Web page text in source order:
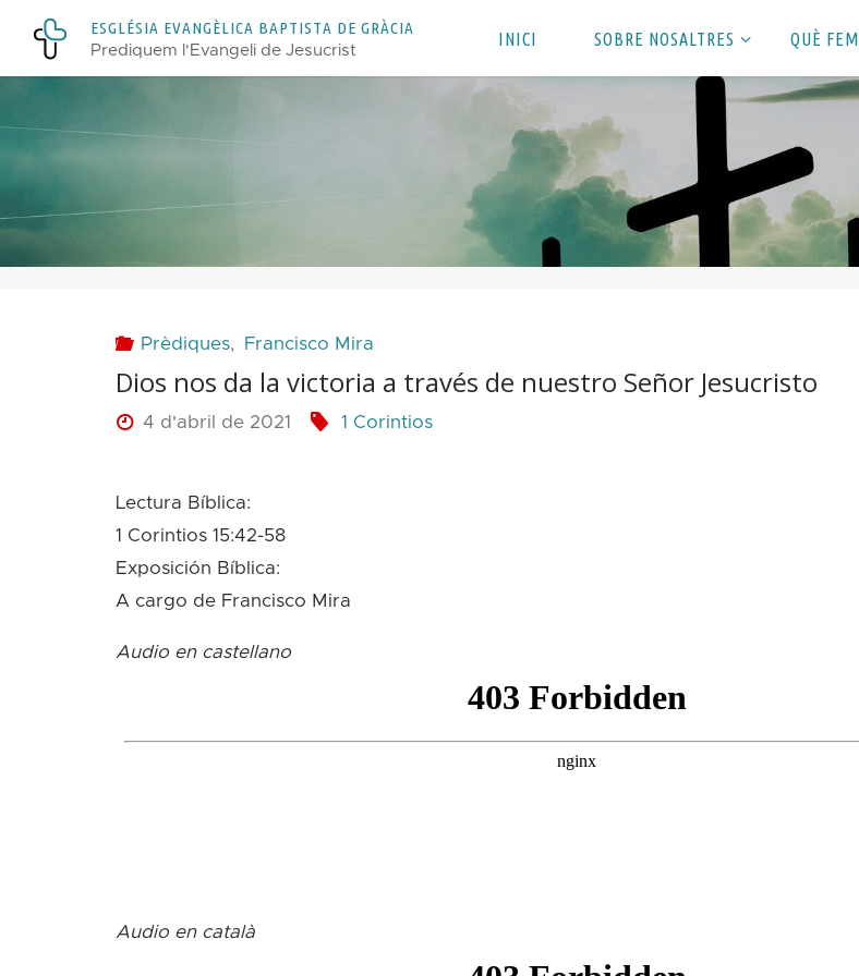
content
ESGLÉSIA EVANGÈLICA BAPTISTA DE GRÀCIA
Prediquem l'Evangeli de Jesucrist
INICI SOBRE NOSALTRES QUÈ FEM
Prèdiques, Francisco Mira
Dios nos da la victoria a través de nuestro Señor Jesucristo
4 d'abril de 2021 1 Corintios
Lectura Bíblica:
1 Corintios 15:42-58
Exposición Bíblica:
A cargo de Francisco Mira
Audio en castellano
Audio en català